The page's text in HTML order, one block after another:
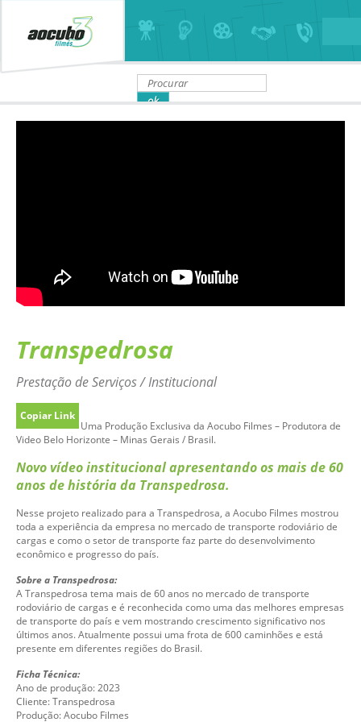
Transpedrosa
Prestação de Serviços / Institucional
Copiar Link
Uma Produção Exclusiva da Aocubo Filmes – Produtora de
Video Belo Horizonte – Minas Gerais / Brasil.
Novo vídeo institucional apresentando os mais de 60
anos de história da Transpedrosa.
Nesse projeto realizado para a Transpedrosa, a Aocubo Filmes mostrou
toda a experiência da empresa no mercado de transporte rodoviário de
cargas e como o setor de transporte faz parte do desenvolvimento
econômico e progresso do país.
Sobre a Transpedrosa:
A Transpedrosa tema mais de 60 anos no mercado de transporte
rodoviário de cargas e é reconhecida como uma das melhores empresas
de transporte do país e vem mostrando crescimento significativo nos
últimos anos. Atualmente possui uma frota de 600 caminhões e está
presente em diferentes regiões do Brasil.
Ficha Técnica:
Ano de produção: 2023
Cliente: Transpedrosa
Produção: Aocubo Filmes